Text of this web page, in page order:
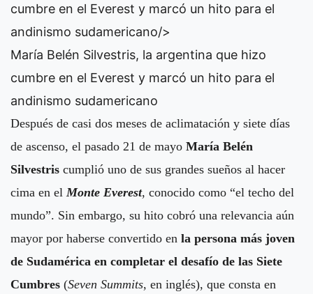
cumbre en el Everest y marcó un hito para el
andinismo sudamericano/>
María Belén Silvestris, la argentina que hizo
cumbre en el Everest y marcó un hito para el
andinismo sudamericano
Después de casi dos meses de aclimatación y siete días
de ascenso, el pasado 21 de mayo María Belén
Silvestris cumplió uno de sus grandes sueños al hacer
cima en el Monte Everest, conocido como “el techo del
mundo”. Sin embargo, su hito cobró una relevancia aún
mayor por haberse convertido en la persona más joven
de Sudamérica en completar el desafío de las Siete
Cumbres (Seven Summits, en inglés), que consta en